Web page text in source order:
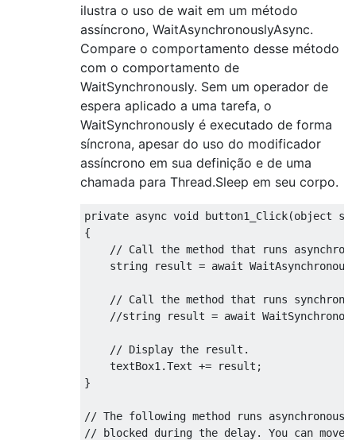
ilustra o uso de wait em um método
assíncrono, WaitAsynchronouslyAsync.
Compare o comportamento desse método
com o comportamento de
WaitSynchronously. Sem um operador de
espera aplicado a uma tarefa, o
WaitSynchronously é executado de forma
síncrona, apesar do uso do modificador
assíncrono em sua definição e de uma
chamada para Thread.Sleep em seu corpo.
private async void button1_Click(object
{
// Call the method that runs
string result = await
// Call the method that runs
//string result = await
// Display the result.
    textBox1
.Text += result ;
}
// The following method runs
// blocked during the delay. You can move